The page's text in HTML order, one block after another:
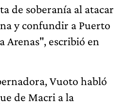
de soberanía al atacar
y confundir a Puerto
Arenas", escribió en
Vuoto habló
de Macri a la